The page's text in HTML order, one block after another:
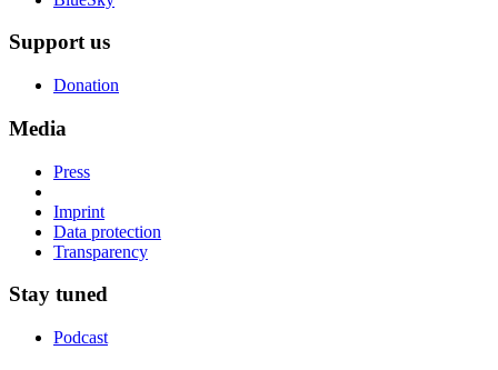
Support us
Donation
Media
Press
Imprint
Data protection
Transparency
Stay tuned
Podcast